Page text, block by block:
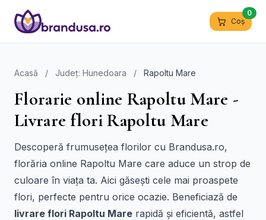
Coș
0
Acasă / Județ: Hunedoara / Rapoltu Mare
Florarie online Rapoltu Mare -
Livrare flori Rapoltu Mare
Descoperă frumusețea florilor cu Brandusa.ro,
florăria online Rapoltu Mare care aduce un strop de
culoare în viața ta. Aici găsești cele mai proaspete
flori, perfecte pentru orice ocazie. Beneficiază de
livrare flori Rapoltu Mare rapidă și eficientă, astfel